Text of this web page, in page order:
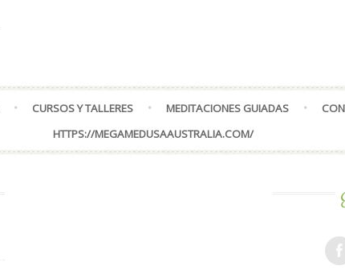
CURSOS Y TALLERES MEDITACIONES GUIADAS
HTTPS://MEGAMEDUSAAUSTRALIA.COM/